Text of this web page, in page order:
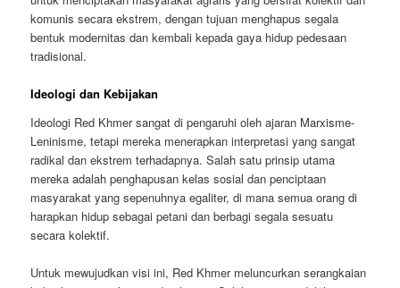
komunis secara ekstrem, dengan tujuan menghapus segala
bentuk modernitas dan kembali kepada gaya hidup pedesaan
tradisional.
Ideologi dan Kebijakan
Ideologi Red Khmer sangat di pengaruhi oleh ajaran Marxisme-
Leninisme, tetapi mereka menerapkan interpretasi yang sangat
radikal dan ekstrem terhadapnya. Salah satu prinsip utama
mereka adalah penghapusan kelas sosial dan penciptaan
masyarakat yang sepenuhnya egaliter, di mana semua orang di
harapkan hidup sebagai petani dan berbagi segala sesuatu
secara kolektif.
Untuk mewujudkan visi ini, Red Khmer meluncurkan serangkaian